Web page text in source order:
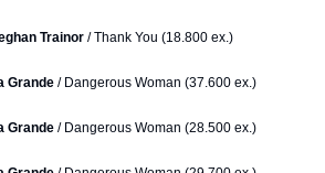
Trainor/ Thank You (18.800 ex.)
Grande / Dangerous Woman (37.600 ex.)
Grande / Dangerous Woman (28.500 ex.)